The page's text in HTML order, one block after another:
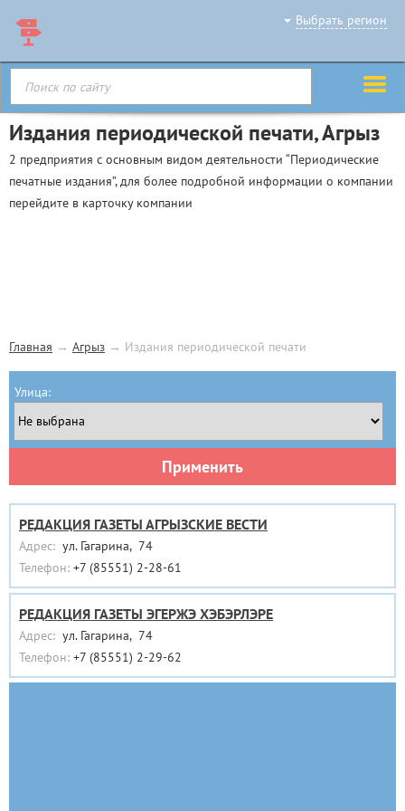
Выбрать регион
Издания периодической печати, Агрыз
2 предприятия с основным видом деятельности “Периодические
печатные издания”, для более подробной информации о компании
перейдите в карточку компании
Главная → Агрыз → Издания периодической печати
Улица:
Применить
РЕДАКЦИЯ ГАЗЕТЫ АГРЫЗСКИЕ ВЕСТИ
Адрес: ул. Гагарина, 74
Телефон: +7 (85551) 2-28-61
РЕДАКЦИЯ ГАЗЕТЫ ЭГЕРЖЭ ХЭБЭРЛЭРЕ
Адрес: ул. Гагарина, 74
Телефон: +7 (85551) 2-29-62